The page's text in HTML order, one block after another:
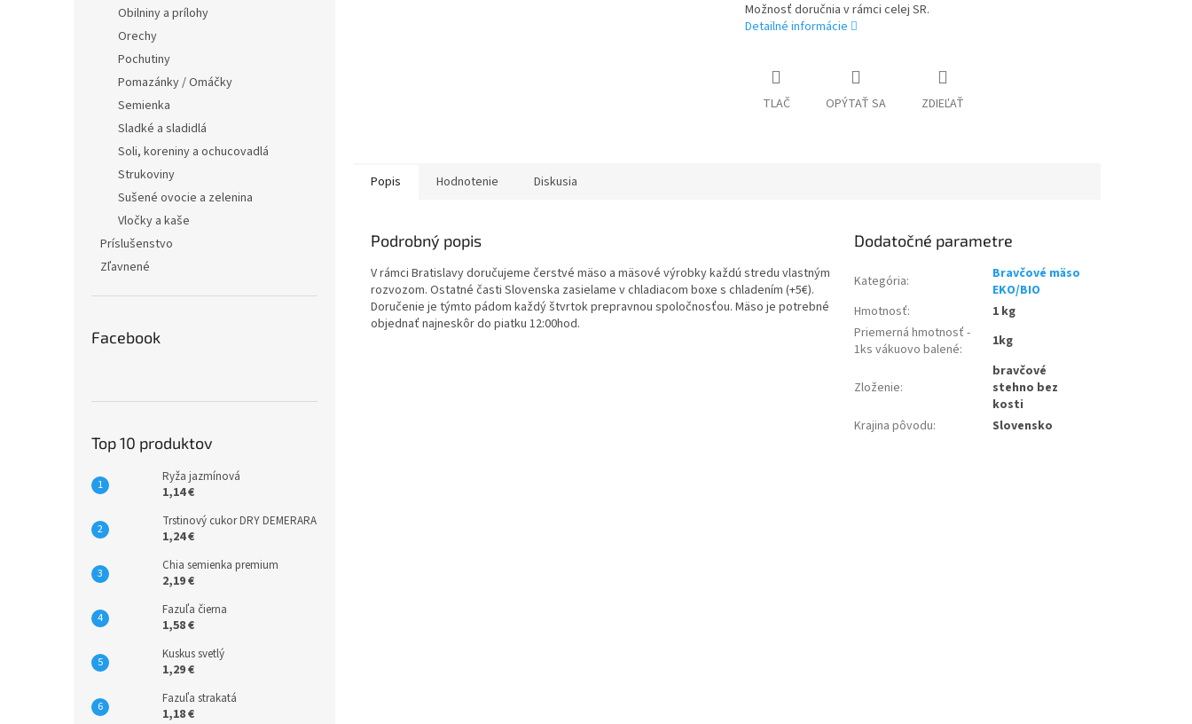
Obilniny a prílohy
Orechy
Pochutiny
Pomazánky / Omáčky
Semienka
Sladké a sladidlá
Soli, koreniny a ochucovadlá
Strukoviny
Sušené ovocie a zelenina
Vločky a kaše
Príslušenstvo
Zľavnené
Facebook
Top 10 produktov
Ryža jazmínová
1,14 €
Trstinový cukor DRY DEMERARA
1,24 €
Chia semienka premium
2,19 €
Fazuľa čierna
1,58 €
Kuskus svetlý
1,29 €
Fazuľa strakatá
1,18 €
Možnosť doručnia v rámci celej SR.
Detailné informácie
TLAČ OPÝTAŤ SA ZDIEĽAŤ
Popis Hodnotenie Diskusia
Podrobný popis
V rámci Bratislavy doručujeme čerstvé mäso a mäsové výrobky každú stredu vlastným
rozvozom. Ostatné časti Slovenska zasielame v chladiacom boxe s chladením (+5€).
Doručenie je týmto pádom každý štvrtok prepravnou spoločnosťou. Mäso je potrebné
objednať najneskôr do piatku 12:00hod.
Dodatočné parametre
Kategória:
Bravčové mäso
EKO/BIO
Hmotnosť:
1 kg
Priemerná hmotnosť -
1ks vákuovo balené: 1kg
Zloženie:
bravčové
stehno bez
kosti
Krajina pôvodu: Slovensko